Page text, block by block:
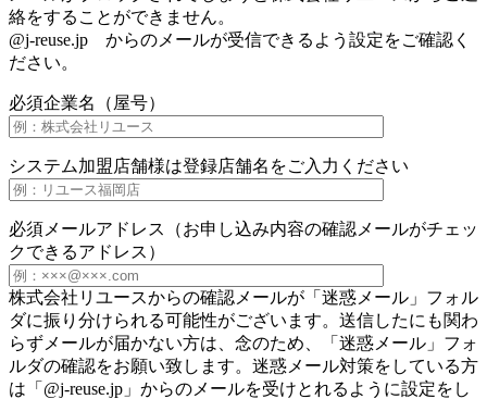
絡をすることができません。
@j-reuse.jp からのメールが受信できるよう設定をご確認く
ださい。
必須企業名（屋号）
システム加盟店舗様は登録店舗名をご入力ください
必須 メールアドレス（お申し込み内容の確認メールがチェッ
クできるアドレス）
株式会社リユースからの確認メールが「迷惑メール」フォル
ダに振り分けられる可能性がございます。送信したにも関わ
らずメールが届かない方は、念のため、「迷惑メール」フォ
ルダの確認をお願い致します。迷惑メール対策をしている方
は「@j-reuse.jp」からのメールを受けとれるように設定をし